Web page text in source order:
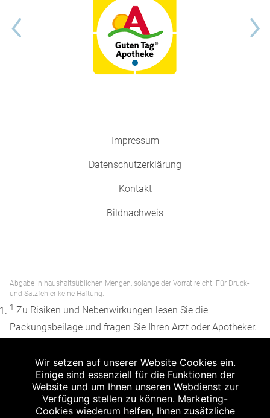
Impressum
Datenschutzerklärung
Kontakt
Bildnachweis
Abgabe in haushaltsüblichen Mengen, solange der Vorrat reicht. Für Druck-
und Satzfehler keine Haftung.
1 Zu Risiken und Nebenwirkungen lesen Sie die
Packungsbeilage und fragen Sie Ihren Arzt oder Apotheker.
Apothekenerstattungspreis (AEP). Der AEP ist keine
unverbindliche Preisempfehlung der Hersteller. Der AEP ist
ein von den Apotheken in Ansatz gebrachter Preis für
rezeptfreie Arzneimittel. Er entspricht in der Höhe dem für
Wir setzen auf unserer Website Cookies ein.
Einige sind essenziell für die Funktionen der
Website und um Ihnen unseren Webdienst zur
Verfügung stellen zu können. Marketing-
Cookies wiederum helfen, Ihnen zusätzliche